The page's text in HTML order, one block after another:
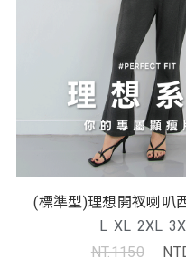
(標準型)理想開衩喇叭
L XL 2XL
NT.1150